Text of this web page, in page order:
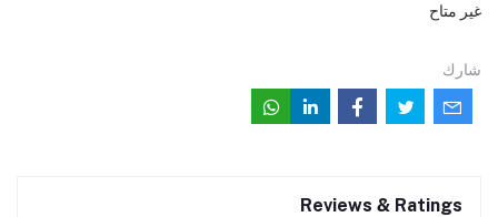
غير متاح
شارك
Reviews & Ratings